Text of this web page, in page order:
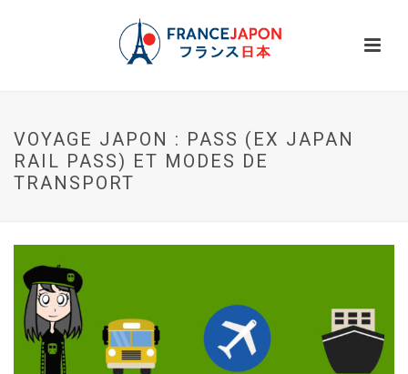
VOYAGE JAPON : PASS (EX JAPAN
RAIL PASS) ET MODES DE
TRANSPORT